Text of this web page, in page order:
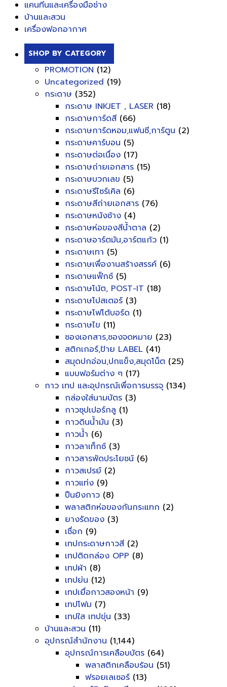
แคนทีนและเครื่องมือช่าง
บ้านและสวน
เครื่องฟอกอากาศ
SHOP BY CATEGORY
PROMOTION (12)
Uncategorized (19)
กระดาษ (352)
กระดาษ INKJET , LASER (18)
กระดาษการ์ดสี (66)
กระดาษการ์ดหอม,แฟนซี,การ์ตูน (2)
กระดาษคาร์บอน (5)
กระดาษต่อเนื่อง (17)
กระดาษถ่ายเอกสาร (15)
กระดาษบวกเลข (5)
กระดาษรีไซร์เคิล (6)
กระดาษสีถ่ายเอกสาร (76)
กระดาษหนังช้าง (4)
กระดาษห่อของสีน้ำตาล (2)
กระดาษอาร์ตมัน,อาร์ตแก้ว (1)
กระดาษเทา (5)
กระดาษเพื่องานสร้างสรรค์ (6)
กระดาษแฟ็กซ์ (5)
กระดาษโน้ต, POST-IT (18)
กระดาษโปสเตอร์ (3)
กระดาษโฟโต้บอร์ด (1)
กระดาษไข (11)
ซองเอกสาร,ซองจดหมาย (23)
สติกเกอร์,ป้าย LABEL (41)
สมุดปกอ่อน,ปกแข็ง,สมุดโน็ต (25)
แบบฟอร์มต่าง ๆ (17)
กาว เทป และอุปกรณ์เพื่อการบรรจุ (134)
กล่องใส่นามบัตร (3)
กาวซุปเปอร์กลู (1)
กาวดินน้ำมัน (3)
กาวน้ำ (6)
กาวลาเท็กซ์ (3)
กาวสารพัดประโยชน์ (6)
กาวสเปรย์ (2)
กาวแท่ง (9)
ปืนยิงกาว (8)
พลาสติกห่อของกันกระแทก (2)
ยางรัดของ (3)
เชื่อก (9)
เทปกระดาษกาวสี (2)
เทปติดกล่อง OPP (8)
เทปผ้า (8)
เทปย่น (12)
เทปเยื่อกาวสองหน้า (9)
เทปโฟม (7)
เทปใส เทปขุ่น (33)
บ้านและสวน (11)
อุปกรณ์สำนักงาน (1,144)
อุปกรณ์การเคลือบบัตร (64)
พลาสติกเคลือบร้อน (51)
ฟรอยเลเซอร์ (13)